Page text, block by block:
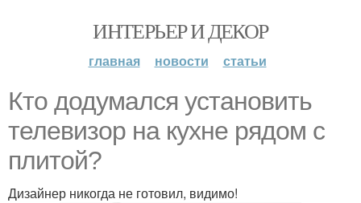
ИНТЕРЬЕР И ДЕКОР
главная новости статьи
Кто додумался установить
телевизор на кухне рядом с
плитой?
Дизайнер никогда не готовил, видимо!